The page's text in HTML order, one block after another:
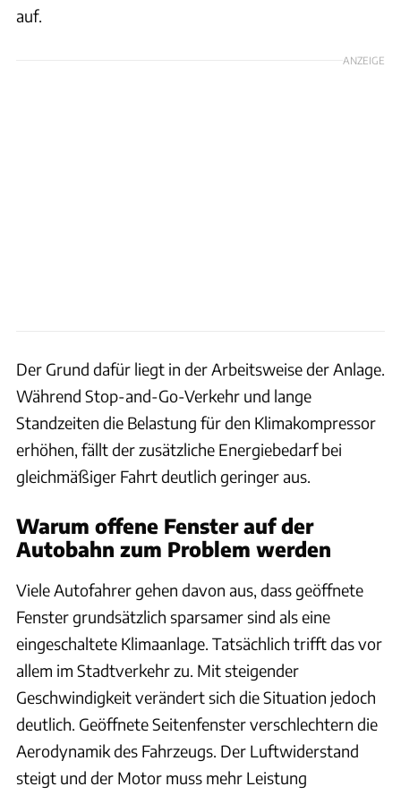
auf.
ANZEIGE
Der Grund dafür liegt in der Arbeitsweise der Anlage.
Während Stop-and-Go-Verkehr und lange
Standzeiten die Belastung für den Klimakompressor
erhöhen, fällt der zusätzliche Energiebedarf bei
gleichmäßiger Fahrt deutlich geringer aus.
Warum offene Fenster auf der
Autobahn zum Problem werden
Viele Autofahrer gehen davon aus, dass geöffnete
Fenster grundsätzlich sparsamer sind als eine
eingeschaltete Klimaanlage. Tatsächlich trifft das vor
allem im Stadtverkehr zu. Mit steigender
Geschwindigkeit verändert sich die Situation jedoch
deutlich. Geöffnete Seitenfenster verschlechtern die
Aerodynamik des Fahrzeugs. Der Luftwiderstand
steigt und der Motor muss mehr Leistung